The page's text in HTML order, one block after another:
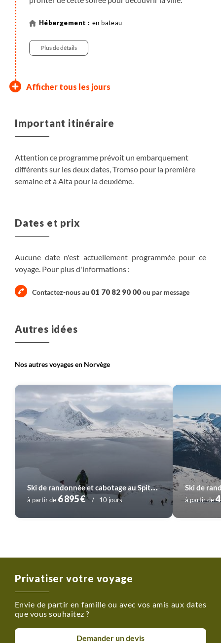
continuer à profiter du spectacle après votre journée
qui le souhaitent, il est possible de s'initier à la
navigation et de participer aux manœuvres.
en bateau
Plus de détails
Alta - Tromso - Paris
Petit-déjeuner
Plus de détails
Afficher tous les jours
Important itinéraire
Attention ce programme prévoit un embarquement
différents sur les deux dates, Tromso pour la première
semaine et à Alta pour la deuxième.
Dates et prix
Aucune date n'est actuellement programmée pour ce
voyage. Pour plus d'informations :
Contactez-nous au 01 70 82 90 00ou par message
Autres idées
Nos autres voyages en Norvège
S
ki de randonnée et cabotage au Spitzberg
à partir de 6 895 € 10 jours à partir de
Privatiser votre voyage
Envie de partir en famille ou avec vos amis aux dates
que vous souhaitez ?
Demander un devis